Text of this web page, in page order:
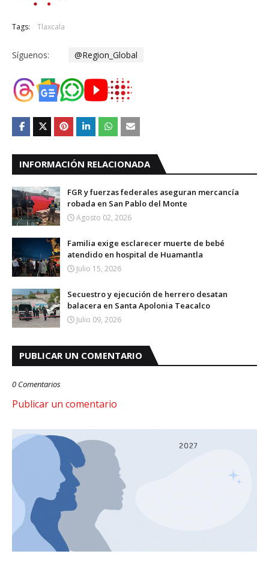
Tags: Tlaxcala
Síguenos: @Region_Global
INFORMACIÓN RELACIONADA
FGR y fuerzas federales aseguran mercancía
robada en San Pablo del Monte
Agosto 02, 2026
Familia exige esclarecer muerte de bebé
atendido en hospital de Huamantla
Julio 15, 2026
Secuestro y ejecución de herrero desatan
balacera en Santa Apolonia Teacalco
Julio 09, 2026
PUBLICAR UN COMENTARIO
0 Comentarios
Publicar un comentario